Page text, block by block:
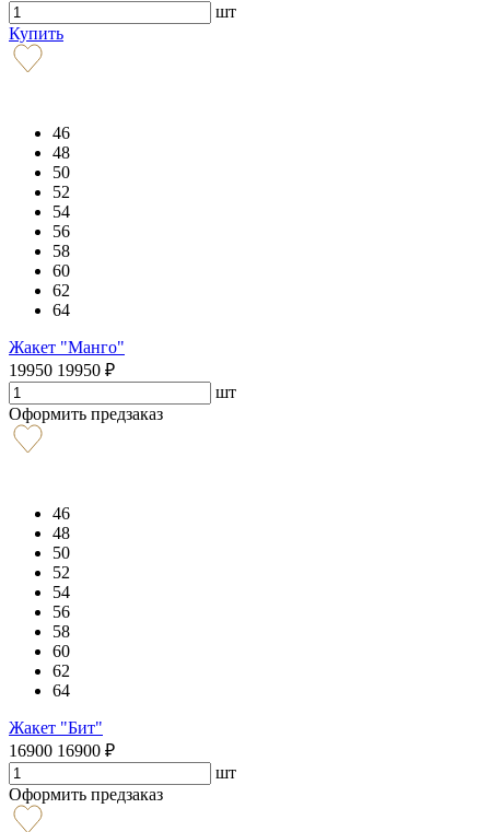
шт
Купить
46
48
50
52
54
56
58
60
62
64
Жакет "Манго"
19950 19950 ₽
шт
Оформить предзаказ
46
48
50
52
54
56
58
60
62
64
Жакет "Бит"
16900 16900 ₽
шт
Оформить предзаказ